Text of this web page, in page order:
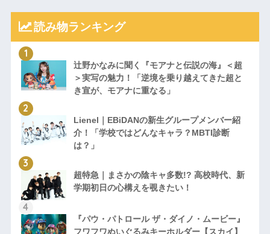
読み物ランキング
辻野かなみに聞く『モアナと伝説の海』＜超
＞実写の魅力！「逆境を乗り越えてきた超と
き宣が、モアナに重なる」
Lienel｜EBiDANの新生グループメンバー紹
介！「学校ではどんなキャラ？MBTI診断
は？」
超特急｜まさかの陰キャ多数!? 高校時代、新
学期初日の心構えを覗きたい！
『パウ・パトロール ザ・ダイノ・ムービー』
フワフワぬいぐるみキーホルダー【スカイ】